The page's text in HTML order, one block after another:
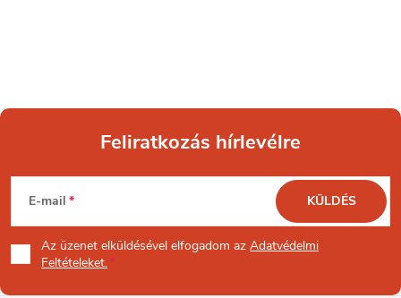
L
á
b
Feliratkozás hírlevélre
E-mail
Az üzenet elküldésével elfogadom az Adatvédelmi
Feltételeket.
KÜLDÉS